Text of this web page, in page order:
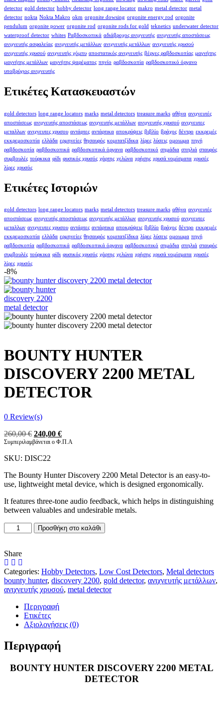
detector gold detector hobby detector long range locator makro metal detector metal
detector nokta Nokta Makro okm orgonite dowsing orgonite energy rod orgonite
pendulum orgonite power orgonite rod orgonite rods for gold teknetics underwater detector
waterproof detector whites Ραβδοσκοπικά αδιάβροχος ανιχνευτής ανιχνευτής αποστάσεως
ανιχνευτής ασφαλείας ανιχνευτής μετάλλων ανιχνευτής μετάλλων ανιχνευτής χρυσού
ανιχνευτής χρυσού ανιχνευτής χόμπυ αποστατικός ανιχνευτής βέργες ραβδοσκοπίας μαγνήτης
μαγνήτης μετάλλων μαγνήτης ψαρέματος πηνίο ραβδοσκοπία ραβδοσκοπικό όργανο
υποβρύχιος ανιχνευτής
Ετικέτες Κατασκευαστών
gold detectors long range locators marks metal detectors treasure marks αθήνα ανιχνευτές
αποστάσεως ανιχνευτής αποστάσεως ανιχνευτής μετάλλων ανιχνευτής χρυσού ανιχνευτες
μεταλλων ανιχνευτες χρυσου αντάρτες αντάρτικα αποκρύψεις βιβλίο βράχος δέντρο εκκρεμές
εκκρεμοσκοπία ελλάδα ερμηνείες θησαυρός κομιτατζίδικα λίρες λύσεις ομοιωμα πηγή
ραβδοσκοπία ραβδοσκοπικά ραβδοσκοπικά όργανα ραβδοσκοπικό σημάδια σπηλιά σταυρός
συμβουλές τούρκικα φίδι φυσικός χρυσός χάρτης χελώνα χρήσης χρυσά νομίσματα χρυσές
λίρες χρυσός
Ετικέτες Ιστοριών
gold detectors long range locators marks metal detectors treasure marks αθήνα ανιχνευτές
αποστάσεως ανιχνευτής αποστάσεως ανιχνευτής μετάλλων ανιχνευτής χρυσού ανιχνευτες
μεταλλων ανιχνευτες χρυσου αντάρτες αντάρτικα αποκρύψεις βιβλίο βράχος δέντρο εκκρεμές
εκκρεμοσκοπία ελλάδα ερμηνείες θησαυρός κομιτατζίδικα λίρες λύσεις ομοιωμα πηγή
ραβδοσκοπία ραβδοσκοπικά ραβδοσκοπικά όργανα ραβδοσκοπικό σημάδια σπηλιά σταυρός
συμβουλές τούρκικα φίδι φυσικός χρυσός χάρτης χελώνα χρήσης χρυσά νομίσματα χρυσές
λίρες χρυσός
-8%
BOUNTY HUNTER
DISCOVERY 2200 METAL
DETECTOR
0 Review(s)
260,00€ Original
price
260,00 €.
240,00 €Η
τρέχουσα
Συμπεριλαμβάνεται ο Φ.Π.Α
SKU: DISC22
The Bounty Hunter Discovery 2200 Metal Detector is an easy-to-
use, lightweight metal device, which is designed ergonomically.
It features three-tone audio feedback, which helps in distinguishing
between valuables and undesirable metals.
BOUNTY
HUNTER
2200
METAL
DETECTOR
ποσότητα
Προσθήκη στο καλάθι
Share
Categories: Hobby Detectors, Low Cost Detectors, Metal detectors
bounty hunter, discovery 2200, gold detector, ανιχνευτής μετάλλων,
ανιχνευτής χρυσού, metal detector
Περιγραφή
Ετικέτες
Αξιολογήσεις (0)
Περιγραφή
BOUNTY HUNTER DISCOVERY 2200 METAL
DETECTOR